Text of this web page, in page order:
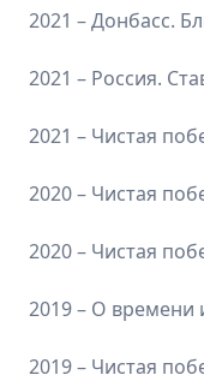
2021 – Донбасс.
2021 – Россия.
2021 – Чистая
2020 – Чистая
2020 – Чистая
2019 – О времени
2019 – Чистая